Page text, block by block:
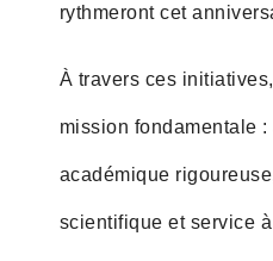
rythmeront cet
À travers ces
mission fondamentale
académique
scientifique et service